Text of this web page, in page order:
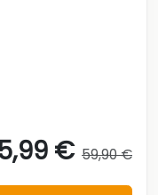
€ 59,90 €